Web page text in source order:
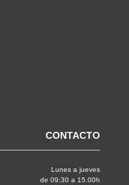
CONTACTO
Lunes a jueves
de 09:30 a 15.00h